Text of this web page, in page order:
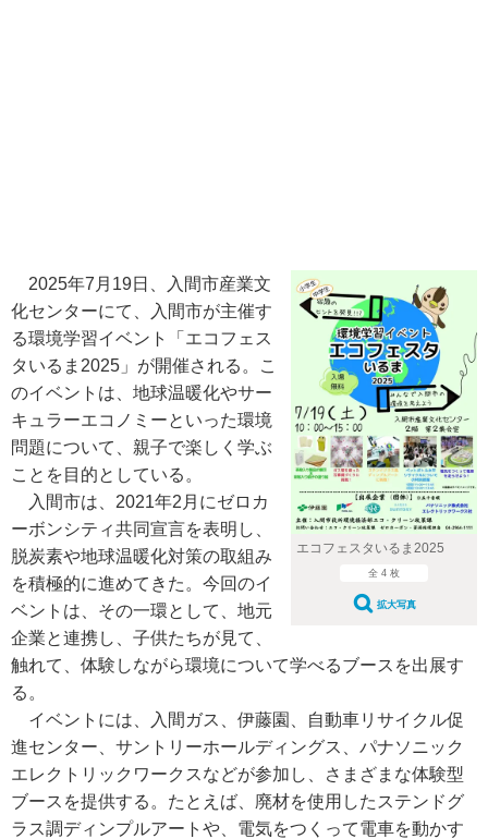
エコフェスタいるま2025
全 4 枚
拡大写真
2025年7月19日、入間市産業文
化センターにて、入間市が主催す
る環境学習イベント「エコフェス
タいるま2025」が開催される。こ
のイベントは、地球温暖化やサー
キュラーエコノミーといった環境
問題について、親子で楽しく学ぶ
ことを目的としている。
入間市は、2021年2月にゼロカ
ーボンシティ共同宣言を表明し、
脱炭素や地球温暖化対策の取組み
を積極的に進めてきた。今回のイ
ベントは、その一環として、地元
企業と連携し、子供たちが見て、
触れて、体験しながら環境について学べるブースを出展す
る。
イベントには、入間ガス、伊藤園、自動車リサイクル促
進センター、サントリーホールディングス、パナソニック
エレクトリックワークスなどが参加し、さまざまな体験型
ブースを提供する。たとえば、廃材を使用したステンドグ
ラス調ディンプルアートや、電気をつくって電車を動かす